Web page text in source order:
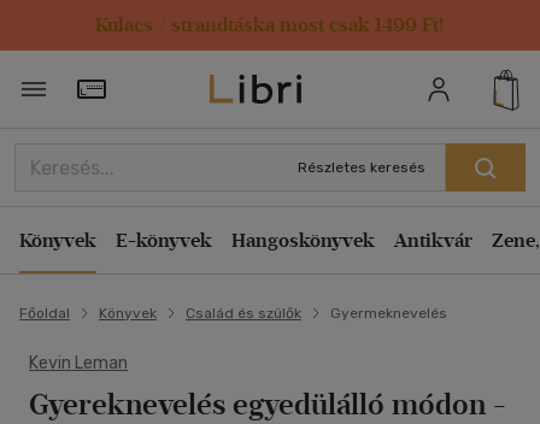
Kulacs / strandtáska most csak 1499 Ft!
Törzsvásárlói Kártya adatai
Részletes keresés
Könyvek E-könyvek Hangoskönyvek Antikvár
Főoldal Könyvek Család és szülők Gyermeknevelés
Kevin Leman
Gyereknevelés egyedülálló módon -